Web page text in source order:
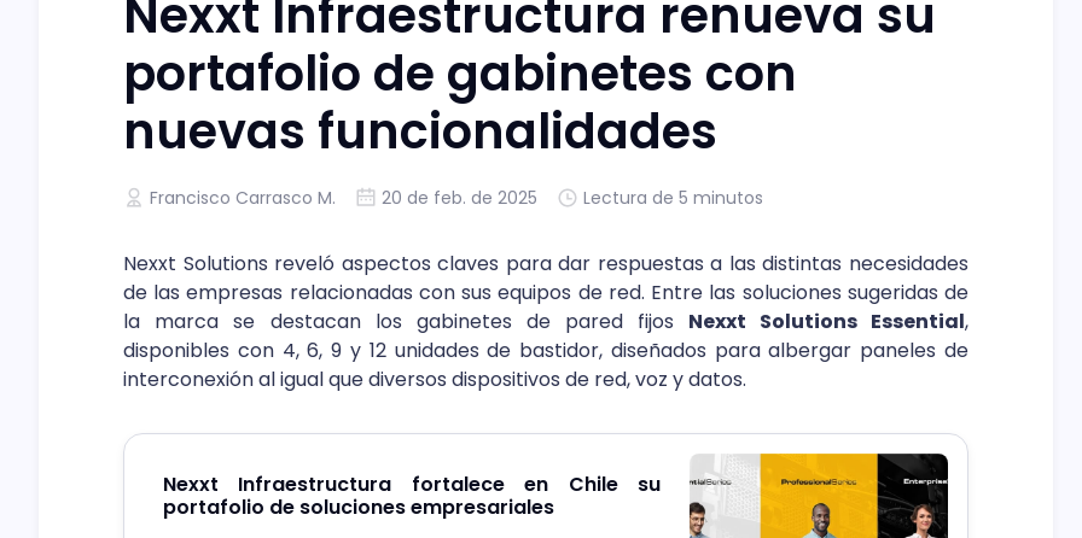
Nexxt Infraestructura renueva su
portafolio de gabinetes con
nuevas funcionalidades
Francisco Carrasco M. 20 de feb. de 2025 Lectura de 5 minutos
Nexxt Solutions reveló aspectos claves para dar respuestas a las distintas necesidades
de las empresas relacionadas con sus equipos de red. Entre las soluciones sugeridas de
la marca se destacan los gabinetes de pared fijos Nexxt Solutions Essential,
disponibles con 4, 6, 9 y 12 unidades de bastidor, diseñados para albergar paneles de
interconexión al igual que diversos dispositivos de red, voz y datos.
Nexxt Infraestructura fortalece en Chile su
portafolio de soluciones empresariales